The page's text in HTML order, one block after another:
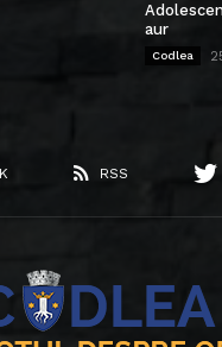
aur
Codlea
RSS